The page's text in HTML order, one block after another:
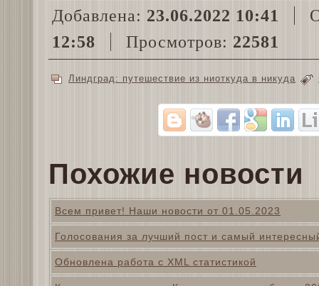
Добавлена: 23.06.2022 10:41
12:58
Просмотров: 22581
Линдград: путешествие из ниоткуда в никуда
Похожие новости
Всем привет! Наши новости от 01.05.2023
Голосования за лучший пост и самый
Обновлена работа с XML статистикой